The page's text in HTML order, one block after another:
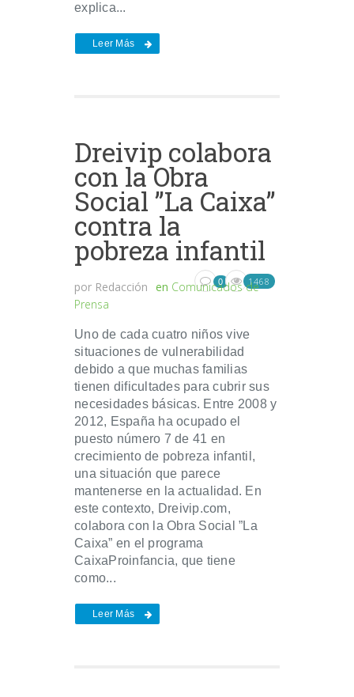
explica...
Leer Más
Dreivip colabora
con la Obra
Social ”La Caixa”
contra la
pobreza infantil
por Redacción en Comunicados de
Prensa
0 1468
Uno de cada cuatro niños vive
situaciones de vulnerabilidad
debido a que muchas familias
tienen dificultades para cubrir sus
necesidades básicas. Entre 2008 y
2012, España ha ocupado el
puesto número 7 de 41 en
crecimiento de pobreza infantil,
una situación que parece
mantenerse en la actualidad. En
este contexto, Dreivip.com,
colabora con la Obra Social ”La
Caixa” en el programa
CaixaProinfancia, que tiene
como...
Leer Más